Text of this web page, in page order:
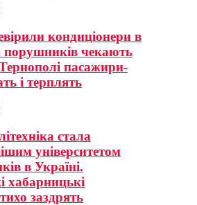
кондиціонери в
порушників чекають
пасажири-
і терплять
стала
університетом
в Україні.
хабарницькі
заздрять